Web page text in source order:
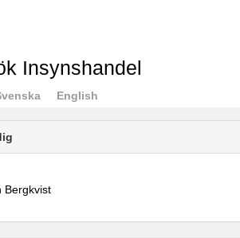
Insynshandel
English
Bergkvist